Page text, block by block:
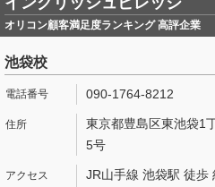
オリコン顧客満足度ランキング 高評企業
池袋校
090-1764-8212
東京都豊島区東池袋1
5号
JR山手線 池袋駅 徒歩